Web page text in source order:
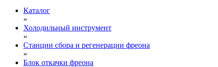
Каталог
»
Холодильный инструмент
»
Станции сбора и регенерации фреона
»
Блок откачки фреона